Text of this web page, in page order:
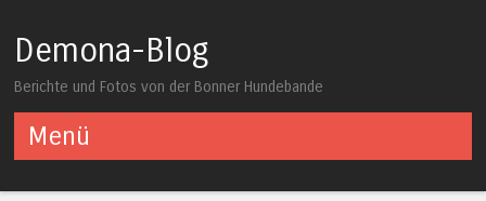
Demona-Blog
Berichte und Fotos von der Bonner Hundebande
Menü